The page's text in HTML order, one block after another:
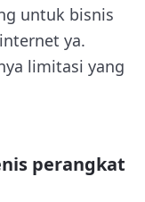
untuk bisnis
ya.
limitasi yang
perangkat